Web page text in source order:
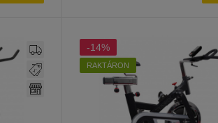
-14%
RAKTÁRON